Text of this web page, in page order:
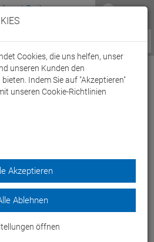
Service / Hilfe
UV Schutzanzug - 140
Schutzanzug hat einen tollen
Cookies, die uns helfen, unser
unseren Kunden den
Indem Sie auf "Akzeptieren"
unseren Cookie-Richtlinien
Akzeptieren
Ablehnen
öffnen